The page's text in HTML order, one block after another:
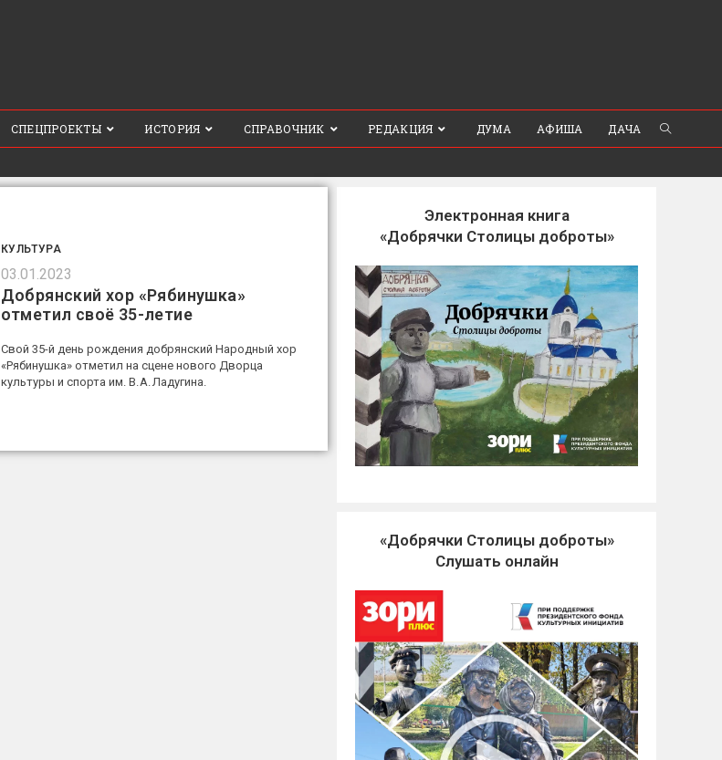
СПЕЦПРОЕКТЫ ИСТОРИЯ СПРАВОЧНИК РЕДАКЦИЯ ДУМА АФИША ДАЧА
КУЛЬТУРА
03.01.2023
Добрянский хор «Рябинушка»
отметил своё 35-летие
Свой 35-й день рождения добрянский Народный хор
«Рябинушка» отметил на сцене нового Дворца
культуры и спорта им. В. А. Ладугина.
Электронная книга
«Добрячки Столицы доброты»
«Добрячки Столицы доброты»
Слушать онлайн